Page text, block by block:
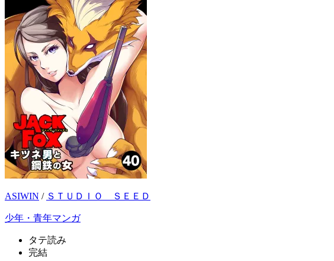
ASIWIN / ＳＴＵＤＩＯ ＳＥＥＤ
少年・青年マンガ
タテ読み
完結